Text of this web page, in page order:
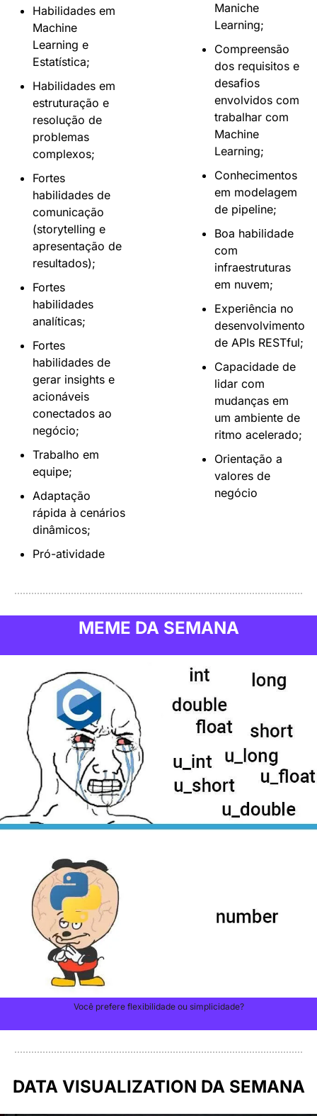
Habilidades em
Machine
Learning e
Estatística;
Habilidades em
estruturação e
resolução de
problemas
complexos;
Fortes
habilidades de
comunicação
(storytelling e
apresentação de
resultados);
Fortes
habilidades
analíticas;
Fortes
habilidades de
gerar insights e
acionáveis
conectados ao
negócio;
Trabalho em
equipe;
Adaptação
rápida à cenários
dinâmicos;
Pró-atividade
Maniche
Learning;
Compreensão
dos requisitos e
desafios
envolvidos com
trabalhar com
Machine
Learning;
Conhecimentos
em modelagem
de pipeline;
Boa habilidade
com
infraestruturas
em nuvem;
Experiência no
desenvolvimento
de APIs RESTful;
Capacidade de
lidar com
mudanças em
um ambiente de
ritmo acelerado;
Orientação a
valores de
negócio
MEME DA SEMANA
Você prefere flexibilidade ou simplicidade?
DATA VISUALIZATION DA SEMANA